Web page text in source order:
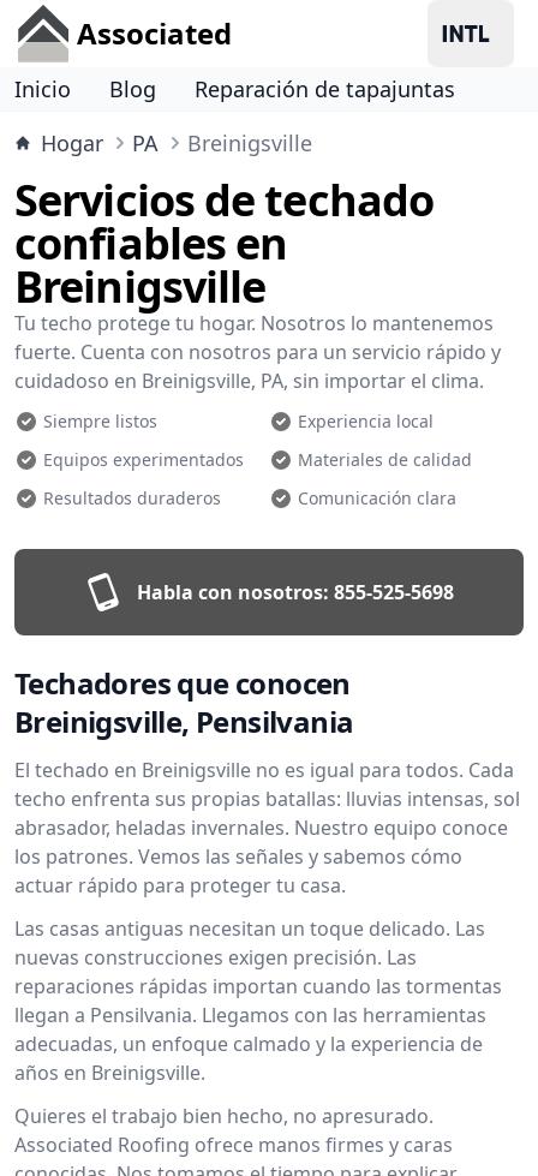
Associated
Inicio Blog
Reparación de tapajuntas
Hogar
PA Breinigsville
Servicios de techado
confiables en
Breinigsville
Tu techo protege tu hogar. Nosotros lo mantenemos
fuerte. Cuenta con nosotros para un servicio rápido y
cuidadoso en Breinigsville, PA, sin importar el clima.
Siempre listos
Experiencia local
Equipos experimentados
Materiales de calidad
Resultados duraderos
Comunicación clara
Habla con nosotros: 855-525-5698
Techadores que conocen
Breinigsville, Pensilvania
El techado en Breinigsville no es igual para todos. Cada
techo enfrenta sus propias batallas: lluvias intensas, sol
abrasador, heladas invernales. Nuestro equipo conoce
los patrones. Vemos las señales y sabemos cómo
actuar rápido para proteger tu casa.
Las casas antiguas necesitan un toque delicado. Las
nuevas construcciones exigen precisión. Las
reparaciones rápidas importan cuando las tormentas
llegan a Pensilvania. Llegamos con las herramientas
adecuadas, un enfoque calmado y la experiencia de
años en Breinigsville.
Quieres el trabajo bien hecho, no apresurado.
Associated Roofing ofrece manos firmes y caras